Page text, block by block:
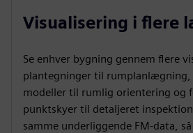
Visualisering i flere
Se enhver bygning gennem flere
plantegninger til rumplanlægning,
modeller til rumlig orientering og
punktskyer til detaljeret
samme underliggende FM-data,